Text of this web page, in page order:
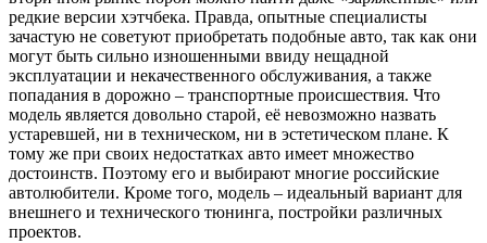
редкие версии хэтчбека. Правда, опытные специалисты
зачастую не советуют приобретать подобные авто, так как они
могут быть сильно изношенными ввиду нещадной
эксплуатации и некачественного обслуживания, а также
попадания в дорожно – транспортные происшествия. Что
модель является довольно старой, её невозможно назвать
устаревшей, ни в техническом, ни в эстетическом плане. К
тому же при своих недостатках авто имеет множество
достоинств. Поэтому его и выбирают многие российские
автолюбители. Кроме того, модель – идеальный вариант для
внешнего и технического тюнинга, постройки различных
проектов.